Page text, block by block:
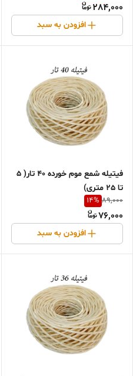
284,000
افزودن به سبد
فیتیله شمع موم خورده 40 تار( 5
تا 25 متری)
89,000
14%
76,000
افزودن به سبد